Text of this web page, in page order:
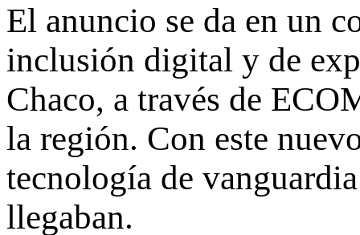
El anuncio se da en un
inclusión digital y de
Chaco, a través de
la región. Con este
tecnología de
llegaban.